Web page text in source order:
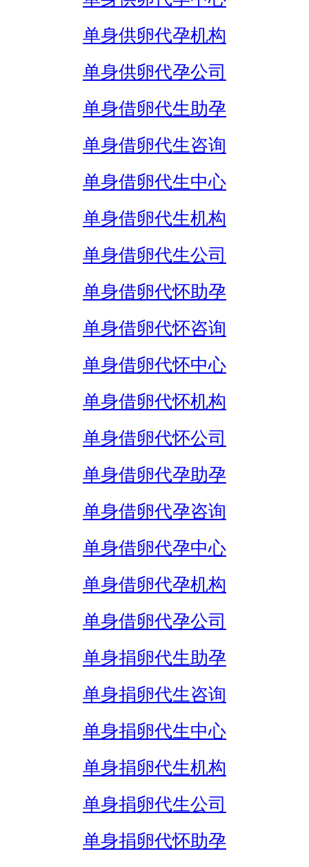
单身供卵代孕机构
单身供卵代孕公司
单身借卵代生助孕
单身借卵代生咨询
单身借卵代生中心
单身借卵代生机构
单身借卵代生公司
单身借卵代怀助孕
单身借卵代怀咨询
单身借卵代怀中心
单身借卵代怀机构
单身借卵代怀公司
单身借卵代孕助孕
单身借卵代孕咨询
单身借卵代孕中心
单身借卵代孕机构
单身借卵代孕公司
单身捐卵代生助孕
单身捐卵代生咨询
单身捐卵代生中心
单身捐卵代生机构
单身捐卵代生公司
单身捐卵代怀助孕